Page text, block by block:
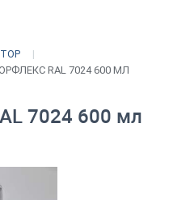
RAL 7024 600 МЛ
7024 600 мл